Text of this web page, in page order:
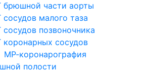
брюшной части аорты
малого таза
позвоночника
сосудов
МР-коронарография
полости